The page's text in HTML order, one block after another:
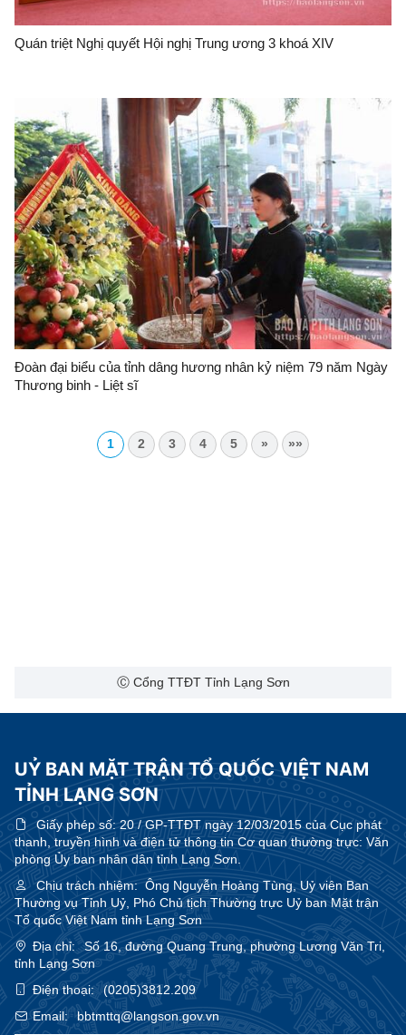
Quán triệt Nghị quyết Hội nghị Trung ương 3 khoá XIV
Đoàn đại biểu của tỉnh dâng hương nhân kỷ niệm 79 năm Ngày
Thương binh - Liệt sĩ
1 2 3 4 5 » »»
Ⓒ Cổng TTĐT Tỉnh Lạng Sơn
UỶ BAN MẶT TRẬN TỔ QUỐC VIỆT NAM
TỈNH LẠNG SƠN
Giấy phép số:20 / GP-TTĐT ngày 12/03/2015 của Cục phát
thanh, truyền hình và điện tử thông tin Cơ quan thường trực: Văn
phòng Ủy ban nhân dân tỉnh Lạng Sơn.
Chịu trách nhiệm:Ông Nguyễn Hoàng Tùng, Uỷ viên Ban
Thường vụ Tỉnh Uỷ, Phó Chủ tịch Thường trực Uỷ ban Mặt trận
Tổ quốc Việt Nam tỉnh Lạng Sơn
Địa chỉ:
Số 16, đường Quang Trung, phường Lương Văn Tri,
tỉnh Lạng Sơn
Điện thoại:
(0205)3812.209
Email:
bbtmttq@langson.gov.vn